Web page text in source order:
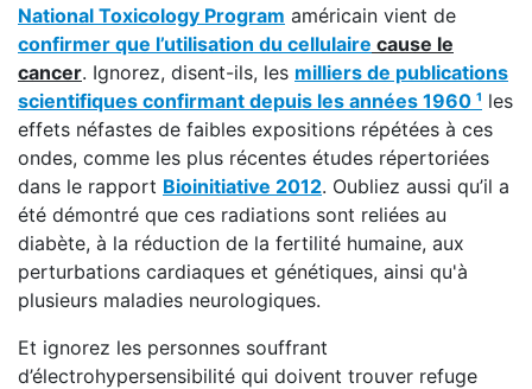
National Toxicology Program américain vient de
confirmer que l’utilisation du cellulaire cause le
cancer. Ignorez, disent-ils, les milliers de publications
scientifiques confirmant depuis les années 1960 ¹ les
effets néfastes de faibles expositions répétées à ces
ondes, comme les plus récentes études répertoriées
dans le rapport Bioinitiative 2012. Oubliez aussi qu’il a
été démontré que ces radiations sont reliées au
diabète, à la réduction de la fertilité humaine, aux
perturbations cardiaques et génétiques, ainsi qu'à
plusieurs maladies neurologiques.
Et ignorez les personnes souffrant
d’électrohypersensibilité qui doivent trouver refuge